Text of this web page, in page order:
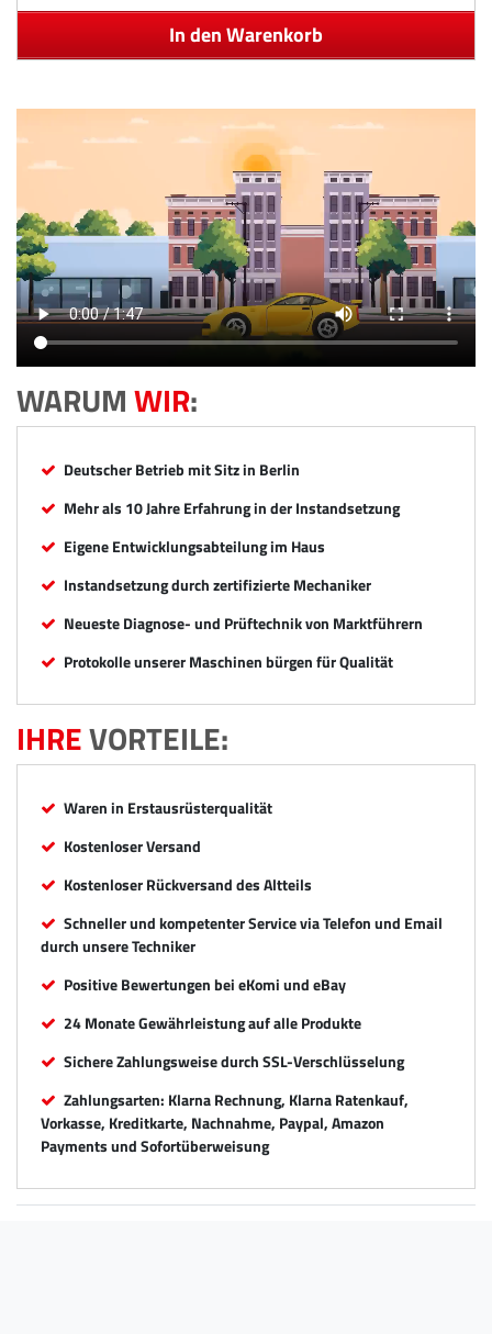
In den Warenkorb
WARUMWIR:
Deutscher Betrieb mit Sitz in Berlin
Mehr als 10 Jahre Erfahrung in der Instandsetzung
Eigene Entwicklungsabteilung im Haus
Instandsetzung durch zertifizierte Mechaniker
Neueste Diagnose- und Prüftechnik von Marktführern
Protokolle unserer Maschinen bürgen für Qualität
IHREVORTEILE:
Waren in Erstausrüsterqualität
Kostenloser Versand
Kostenloser Rückversand des Altteils
Schneller und kompetenter Service via Telefon und Email
durch unsere Techniker
Positive Bewertungen bei eKomi und eBay
24 Monate Gewährleistung auf alle Produkte
Sichere Zahlungsweise durch SSL-Verschlüsselung
Zahlungsarten: Klarna Rechnung, Klarna Ratenkauf,
Vorkasse, Kreditkarte, Nachnahme, Paypal, Amazon
Payments und Sofortüberweisung